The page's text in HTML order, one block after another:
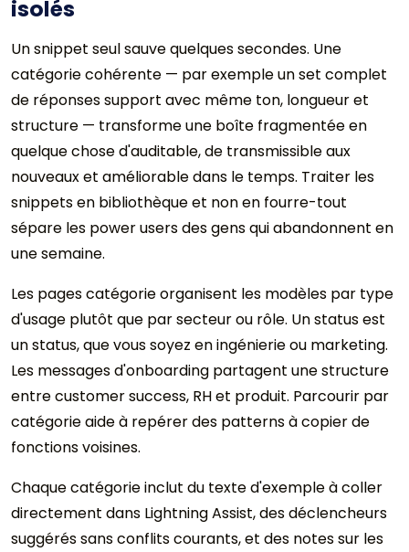
isolés
Un snippet seul sauve quelques secondes. Une
catégorie cohérente — par exemple un set complet
de réponses support avec même ton, longueur et
structure — transforme une boîte fragmentée en
quelque chose d'auditable, de transmissible aux
nouveaux et améliorable dans le temps. Traiter les
snippets en bibliothèque et non en fourre-tout
sépare les power users des gens qui abandonnent en
une semaine.
Les pages catégorie organisent les modèles par type
d'usage plutôt que par secteur ou rôle. Un status est
un status, que vous soyez en ingénierie ou marketing.
Les messages d'onboarding partagent une structure
entre customer success, RH et produit. Parcourir par
catégorie aide à repérer des patterns à copier de
fonctions voisines.
Chaque catégorie inclut du texte d'exemple à coller
directement dans Lightning Assist, des déclencheurs
suggérés sans conflits courants, et des notes sur les